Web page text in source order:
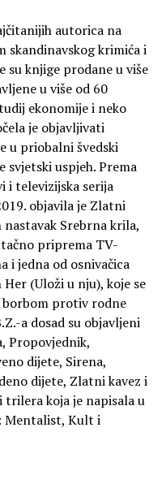
autorica na
skandinavskog krimića i
su knjige prodane u više
u više od 60
ekonomije i neko
je objavljivati
u priobalni švedski
svjetski uspjeh. Prema
i televizijska serija
objavila je Zlatni
nastavak Srebrna krila,
priprema TV-
i jedna od osnivačica
(Uloži u nju), koje se
protiv rodne
a dosad su objavljeni
Propovjednik,
dijete, Sirena,
dijete, Zlatni kavez i
koja je napisala u
Mentalist, Kult i